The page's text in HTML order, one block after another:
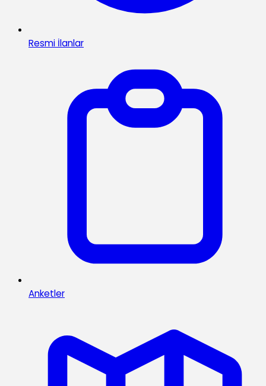
Resmi İlanlar
Anketler